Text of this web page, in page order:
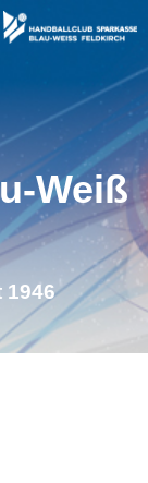
Weiß
1946